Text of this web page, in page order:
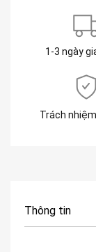
1-3 ngày
Trách
Thông tin